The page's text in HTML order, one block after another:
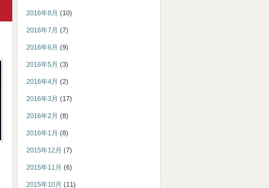
2016年8月 (10)
2016年7月 (7)
2016年6月 (9)
2016年5月 (3)
2016年4月 (2)
2016年3月 (17)
2016年2月 (8)
2016年1月 (8)
2015年12月 (7)
2015年11月 (6)
2015年10月 (11)